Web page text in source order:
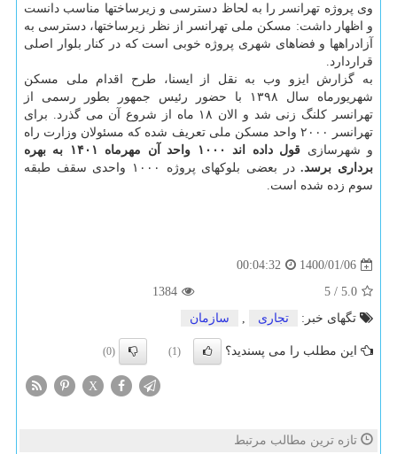
وی پروژه تهرانسر را به لحاظ دسترسی و زیرساختها مناسب دانست
و اظهار داشت: مسکن ملی تهرانسر از نظر زیرساختها، دسترسی به
آزادراهها و فضاهای شهری پروژه خوبی است که در کنار بلوار اصلی
قراردارد.
به گزارش ایزو وب به نقل از ایسنا، طرح اقدام ملی مسکن
شهریورماه سال ۱۳۹۸ با حضور رئیس جمهور بطور رسمی از
تهرانسر کلنگ زنی شد و الان ۱۸ ماه از شروع آن می گذرد. برای
تهرانسر ۲۰۰۰ واحد مسکن ملی تعریف شده که مسئولان وزارت راه
و شهرسازی
قول داده اند ۱۰۰۰ واحد آن مهرماه ۱۴۰۱ به بهره
برداری برسد.
در بعضی بلوکهای پروژه ۱۰۰۰ واحدی سقف طبقه
سوم زده شده است.
1400/01/06
00:04:32
5.0
/
5
1384
تگهای خبر:
تجاری , سازمان
این مطلب را می پسندید؟ (1)
(0)
X
تازه ترین مطالب مرتبط